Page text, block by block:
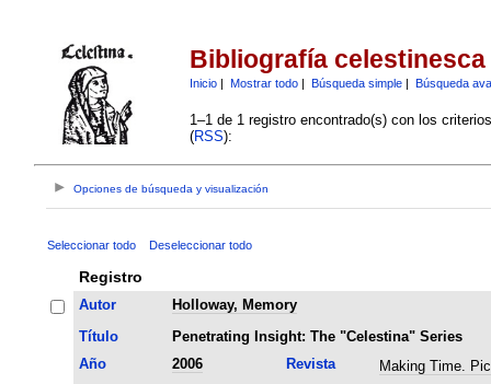
Bibliografía celestinesca
Inicio| Mostrar todo| Búsqueda simple| Búsqueda
1–1 de 1 registro encontrado(s) con los
(RSS):
Opciones de búsqueda y visualización
Seleccionar todo Deseleccionar todo
Registro
Autor
Holloway, Memory
Título
Penetrating Insight: The "Celestina" Series
Año
2006 Revista
Making Time.